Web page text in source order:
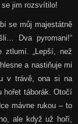
se jim rozsvítilo!
se můj majestátně
Dva pyromani!“
ztlumí. „Lepší, než
a nastiňuje mi
v trávě, ona si na
hořet táborák. Otočí
mávne rukou – to
ale když už hoří,